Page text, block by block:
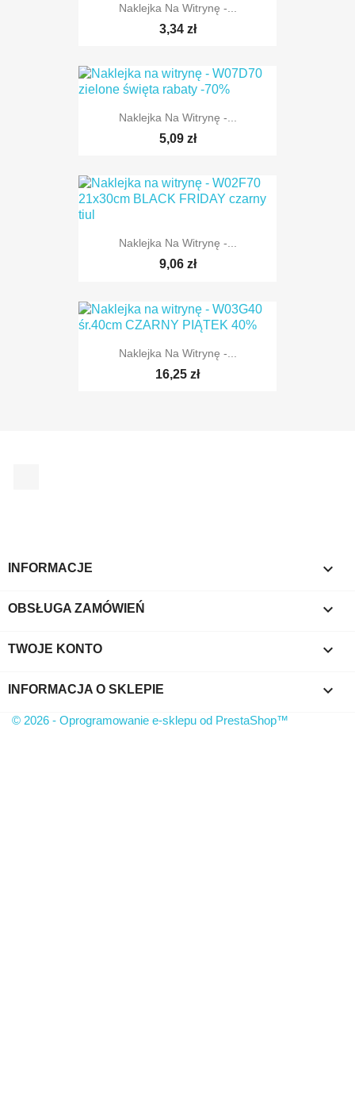
Naklejka Na Witrynę -...
3,34 zł
Naklejka Na Witrynę -...
5,09 zł
Naklejka Na Witrynę -...
9,06 zł
Naklejka Na Witrynę -...
16,25 zł
INFORMACJE 
OBSŁUGA ZAMÓWIEŃ 
TWOJE KONTO 
INFORMACJA O SKLEPIE keyboard_arrow_down
© 2026 - Oprogramowanie e-sklepu od PrestaShop™